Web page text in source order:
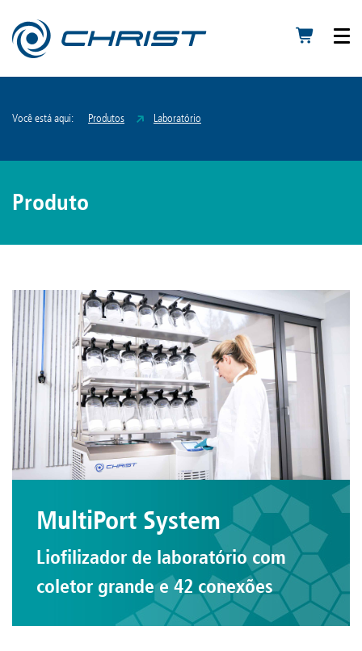
Você está aqui: Produtos Laboratório
Produto
MultiPort System
Liofilizador de laboratório com
coletor grande e 42 conexões